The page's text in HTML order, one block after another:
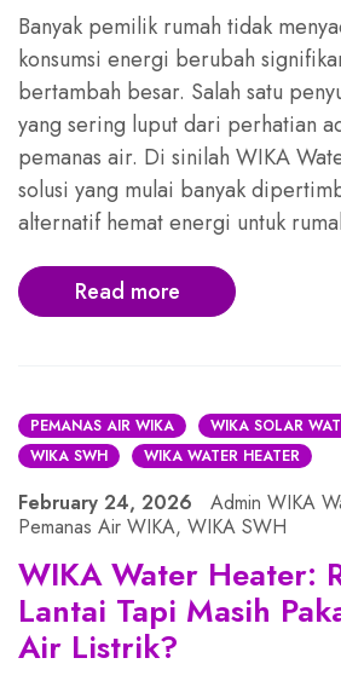
Banyak pemilik rumah tidak
konsumsi energi berubah
bertambah besar. Salah satu
yang sering luput dari perhatian
pemanas air. Di sinilah WIKA
solusi yang mulai banyak
alternatif hemat energi untuk
Read more
PEMANAS AIR WIKA
WIKA SOLAR
WIKA SWH
WIKA WATER HEATER
February 24, 2026
Admin WIKA
Pemanas Air WIKA, WIKA SWH
WIKA Water Heater:
Lantai Tapi Masih
Air Listrik?